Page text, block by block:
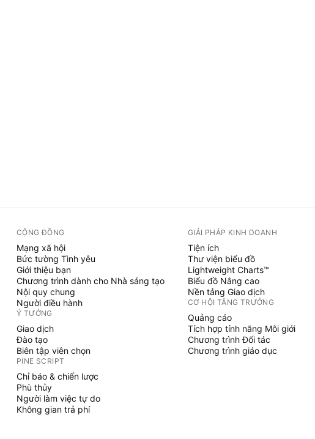
CỘNG ĐỒNG
Mạng xã hội
Bức tường Tình yêu
Giới thiệu bạn
Chương trình dành cho Nhà sáng tạo
Nội quy chung
Người điều hành
Ý TƯỞNG
Giao dịch
Đào tạo
Biên tập viên chọn
PINE SCRIPT
Chỉ báo & chiến lược
Phù thủy
Người làm việc tự do
Không gian trả phí
GIẢI PHÁP KINH DOANH
Tiện ích
Thư viện biểu đồ
Lightweight Charts™
Biểu đồ Nâng cao
Nền tảng Giao dịch
CƠ HỘI TĂNG TRƯỞNG
Quảng cáo
Tích hợp tính năng Môi giới
Chương trình Đối tác
Chương trình giáo dục